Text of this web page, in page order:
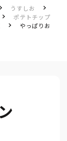
うすしお
ポテトチップ
やっぱりお